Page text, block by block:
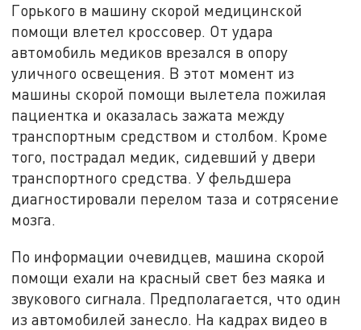
Горького в машину скорой медицинской
помощи влетел кроссовер. От удара
автомобиль медиков врезался в опору
уличного освещения. В этот момент из
машины скорой помощи вылетела пожилая
пациентка и оказалась зажата между
транспортным средством и столбом. Кроме
того, пострадал медик, сидевший у двери
транспортного средства. У фельдшера
диагностировали перелом таза и сотрясение
мозга.
По информации очевидцев, машина скорой
помощи ехали на красный свет без маяка и
звукового сигнала. Предполагается, что один
из автомобилей занесло. На кадрах видео в